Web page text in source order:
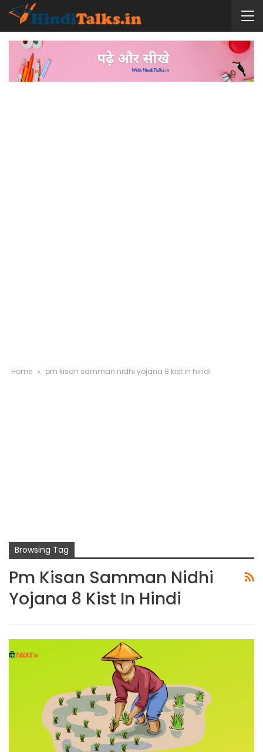
Home pm kisan samman nidhi yojana 8 kist in hindi
Browsing Tag
Pm Kisan Samman Nidhi
Yojana 8 Kist In Hindi